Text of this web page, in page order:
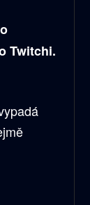
Twitchi.